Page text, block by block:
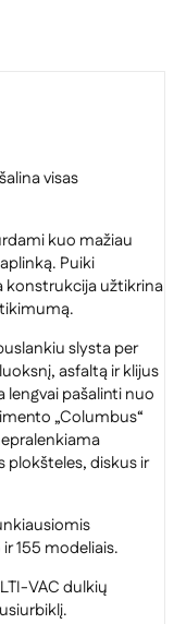
visas
kuo mažiau
Puiki
konstrukcija užtikrina
slysta per
asfaltą ir klijus
lengvai pašalinti nuo
„Columbus“
plokšteles, diskus ir
155 modeliais.
VAC dulkių